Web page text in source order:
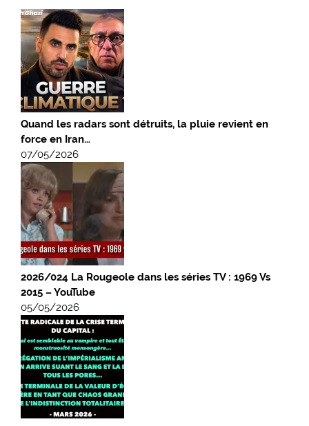
Quand les radars sont détruits, la pluie revient en
force en Iran…
07/05/2026
2026/024 La Rougeole dans les séries TV : 1969 Vs
2015 – YouTube
05/05/2026